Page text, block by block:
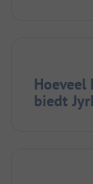
Hoeveel
biedt